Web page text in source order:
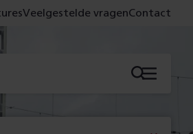
Veelgestelde vragenContact
Menu